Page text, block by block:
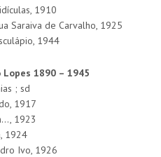
1910
Saraiva de Carvalho, 1925
1944
1890 – 1945
; sd
1917
1923
1924
Ivo, 1926